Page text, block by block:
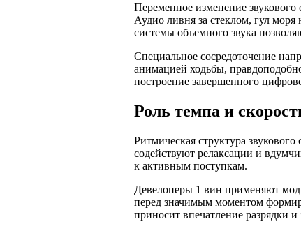
Переменное изменение звукового
Аудио ливня за стеклом, гул
системы объемного звука
Специальное сосредоточение
анимацией ходьбы,
построение завершенного
Роль темпа и
Ритмическая структура
содействуют релаксации и
к активным поступкам.
Девелоперы 1 вин применяют
перед значимым моментом
приносит впечатление разрядки